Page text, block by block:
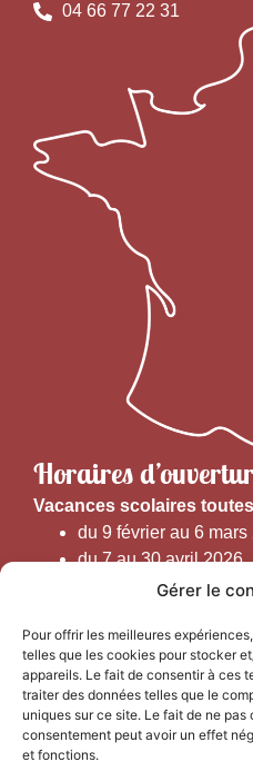
Gérer le
Pour offrir les meilleures
telles que les cookies pour stocker
appareils. Le fait de consentir à ces
traiter des données telles que le
uniques sur ce site. Le fait de ne pas
consentement peut avoir un effet
et fonctions.
04 66 77 22 31
Horaires
Vacances scolaires
du 9 février au 6 mars
du 7 au 30 avril 2026
du 1er juin au 30
Horaires d’ouverture au
Du 1er septembre au 30
du lundi au vendredi